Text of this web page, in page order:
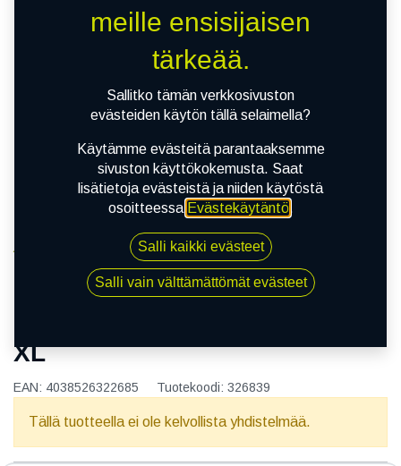
130/80-17 65H DUNLOP D408 XL
XL
EAN: 4038526322685 Tuotekoodi: 326839
Tällä tuotteella ei ole kelvollista yhdistelmää.
meille ensisijaisen
tärkeää.
Sallitko tämän verkkosivuston
evästeiden käytön tällä selaimella?
Käytämme evästeitä parantaaksemme
sivuston käyttökokemusta. Saat
lisätietoja evästeistä ja niiden käytöstä
osoitteessa Evästekäytäntö.
Salli kaikki evästeet
Salli vain välttämättömät evästeet